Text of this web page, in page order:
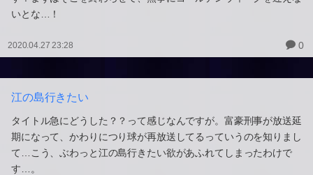
いとな…！
2020.04.27 23:28 0
江の島行きたい
タイトル急にどうした？？って感じなんですが。富豪刑事が放送延
期になって、かわりにつり球が再放送してるっていうのを知りまし
て…こう、ぶわっと江の島行きたい欲があふれてしまったわけで
す…。